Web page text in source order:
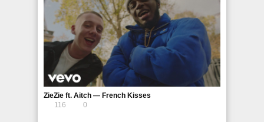
ZieZie ft. Aitch — French Kisses
116
0